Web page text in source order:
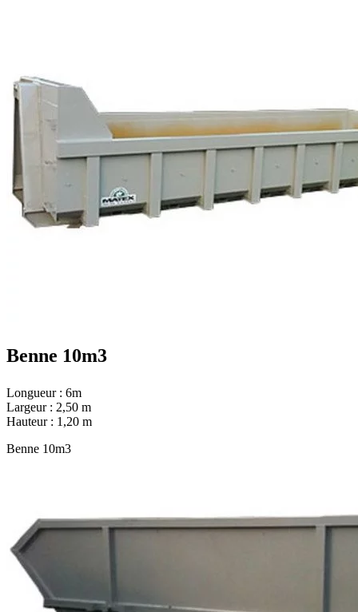
Benne 10m3
Longueur : 6m
Largeur : 2,50 m
Hauteur : 1,20 m
Benne 10m3